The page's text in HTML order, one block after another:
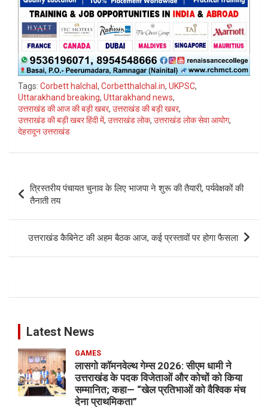
Tags: Corbett halchal , Corbetthalchal.in, UKPSC,
Uttarakhand breaking, Uttarakhand news,
उत्तराखंड की आज की बड़ी खबर, उत्तराखंड की बड़ी खबर,
उत्तराखंड की बड़ी खबर हिंदी में, उत्तराखंड लोक, उत्तराखंड लोक सेवा आयोग,
देहरादून उत्तराखंड
navigation
त्रिस्तरीय पंचायत चुनाव के लिए भाजपा ने शुरू की तैयारी, पर्यवेक्षकों की
तैनाती तय
उत्तराखंड कैबिनेट की अहम बैठक आज, कई प्रस्तावों पर होगा फैसला
Latest News
GAMES
लासगो कॉमनवेल्थ गेम्स 2026: सीएम धामी ने
उत्तराखंड के पदक विजेताओं और कोचों को किया
सम्मानित; कहा— “खेल प्रतिभाओं को वैश्विक मंच
देना प्राथमिकता”